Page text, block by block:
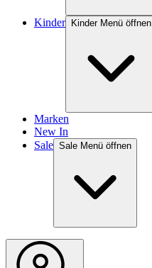
Kinder Kinder Menü öffnen
Marken
New In
Sale Sale Menü öffnen